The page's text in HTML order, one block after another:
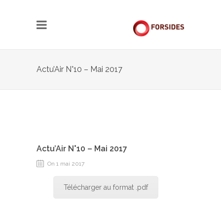
Actu’Air N°10 – Mai 2017
Actu’Air N°10 – Mai 2017
On 1 mai 2017
Télécharger au format .pdf